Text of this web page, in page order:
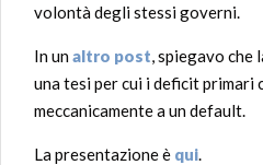
volontà degli stessi governi.
In unaltro post , spiegavo che
una tesi per cui i deficit primari
meccanicamente a un default.
La presentazione è qui